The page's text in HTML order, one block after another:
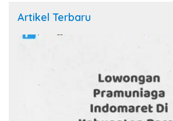
Artikel Terbaru